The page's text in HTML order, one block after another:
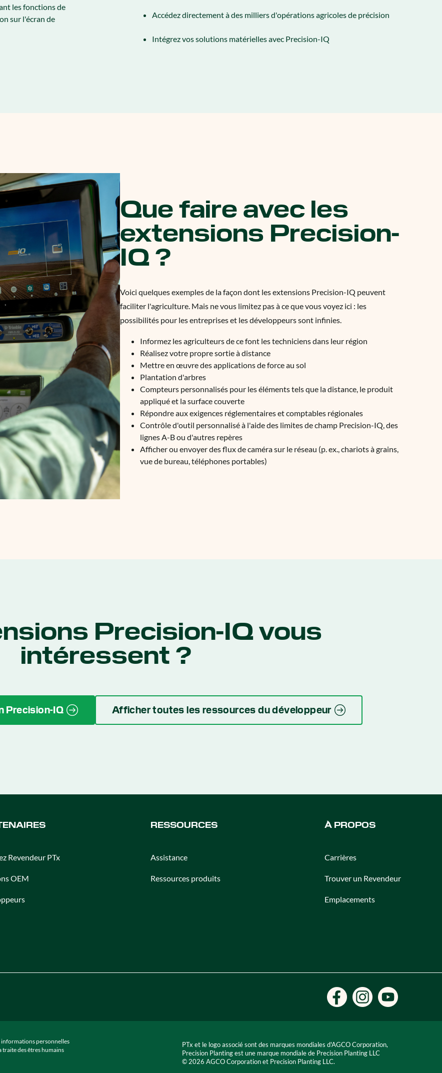
les fonctions de
sur l'écran de
Accédez directement à des milliers d'opérations agricoles de précision
Intégrez vos solutions matérielles avec Precision-IQ
Que faire avec les
extensions Precision-
IQ ?
Voici quelques exemples de la façon dont les extensions Precision-IQ peuvent
faciliter l'agriculture. Mais ne vous limitez pas à ce que vous voyez ici : les
possibilités pour les entreprises et les développeurs sont infinies.
Informez les agriculteurs de ce font les techniciens dans leur région
Réalisez votre propre sortie à distance
Mettre en œuvre des applications de force au sol
Plantation d'arbres
Compteurs personnalisés pour les éléments tels que la distance, le produit
appliqué et la surface couverte
Répondre aux exigences réglementaires et comptables régionales
Contrôle d'outil personnalisé à l'aide des limites de champ Precision-IQ, des
lignes A-B ou d'autres repères
Afficher ou envoyer des flux de caméra sur le réseau (p. ex., chariots à grains,
vue de bureau, téléphones portables)
Precision-IQ vous
intéressent ?
Precision-IQ Afficher toutes les ressources du développeur
Revendeur PTx
OEM
RESSOURCES
Assistance
Ressources produits
À PROPOS
Carrières
Trouver un Revendeur
Emplacements
informations personnelles
traite des êtres humains
PTx et le logo associé sont des marques mondiales d'AGCO Corporation,
Precision Planting est une marque mondiale de Precision Planting LLC
© 2026 AGCO Corporation et Precision Planting LLC.